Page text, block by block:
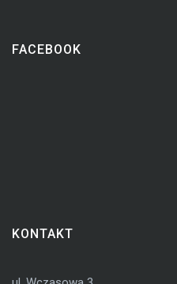
FACEBOOK
KONTAKT